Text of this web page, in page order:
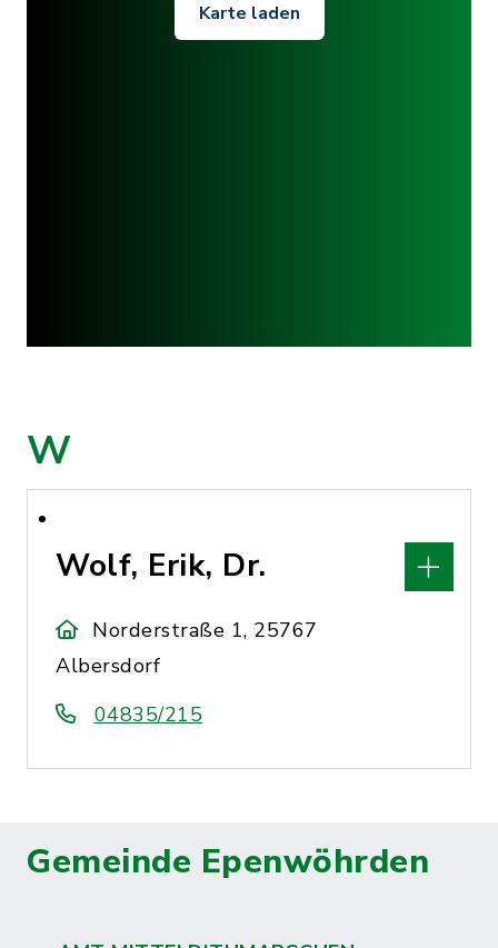
Karte laden
W
Wolf, Erik, Dr.
Norderstraße 1, 25767
Albersdorf
04835/215
Gemeinde Epenwöhrden